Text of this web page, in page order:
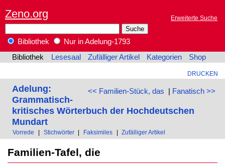
Zeno.org Erweiterte Suche
Bibliothek
Nur in Adelung-1793
Bibliothek
Lesesaal Zufälliger Artikel Kategorien Shop
DRUCKEN
<< Familien-Stück, das | Fanatisch >>
Adelung:
Grammatisch-
kritisches Wörterbuch der Hochdeutschen
Mundart
Vorrede Stichwörter Faksimiles Zufälliger Artikel
Familien-Tafel, die